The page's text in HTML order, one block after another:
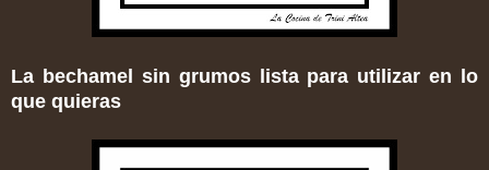
La bechamel sin grumos lista para utilizar en lo
que quieras